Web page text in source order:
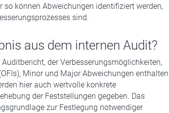
können Abweichungen identifiziert werden,
sind.
aus dem internen Audit?
der Verbesserungsmöglichkeiten,
Minor und Major Abweichungen enthalten
hier auch wertvolle konkrete
der Feststellungen gegeben. Das
zur Festlegung notwendiger